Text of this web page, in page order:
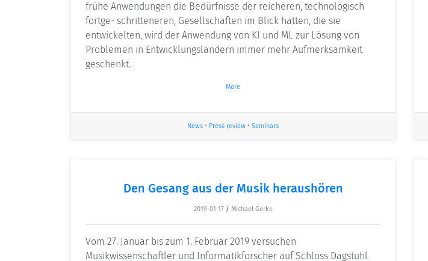
frühe Anwendungen die Bedürfnisse der reicheren, technologisch
fortge- schritteneren, Gesellschaften im Blick hatten, die sie
entwickelten, wird der Anwendung von KI und ML zur Lösung von
Problemen in Entwicklungsländern immer mehr Aufmerksamkeit
geschenkt.
More
News • Press review • Seminars
Den Gesang aus der Musik heraushören
2019-01-17 / Michael Gerke
Vom 27. Januar bis zum 1. Februar 2019 versuchen
Musikwissenschaftler und Informatikforscher auf Schloss Dagstuhl